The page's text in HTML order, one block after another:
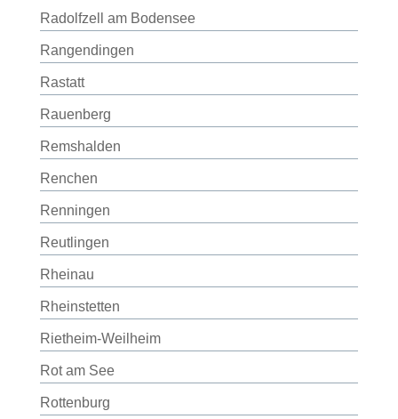
Radolfzell am Bodensee
Rangendingen
Rastatt
Rauenberg
Remshalden
Renchen
Renningen
Reutlingen
Rheinau
Rheinstetten
Rietheim-Weilheim
Rot am See
Rottenburg